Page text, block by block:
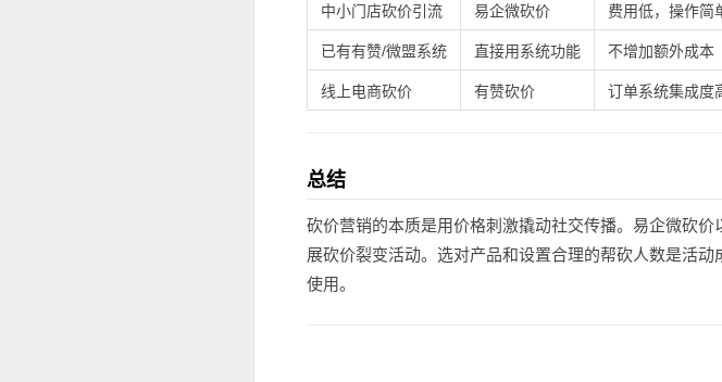
中小门店砍价引流 易企微砍价 费用低，操作简
已有有赞/微盟系统 直接用系统功能 不增加额外成本
线上电商砍价 有赞砍价 订单系统集成度
总结
砍价营销的本质是用价格刺激撬动社交传播。易企微砍
展砍价裂变活动。选对产品和设置合理的帮砍人数是活
使用。